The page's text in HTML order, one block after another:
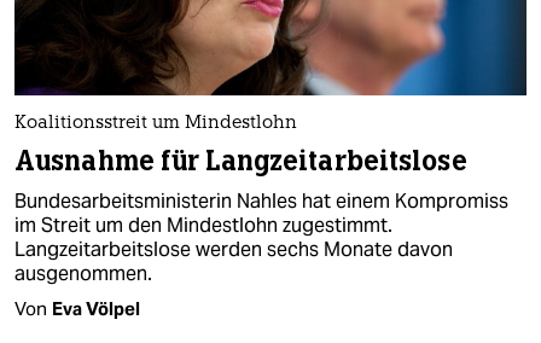
Koalitionsstreit um Mindestlohn
Ausnahme für Langzeitarbeitslose
Bundesarbeitsministerin Nahles hat einem Kompromiss
im Streit um den Mindestlohn zugestimmt.
Langzeitarbeitslose werden sechs Monate davon
ausgenommen.
Von Eva Völpel